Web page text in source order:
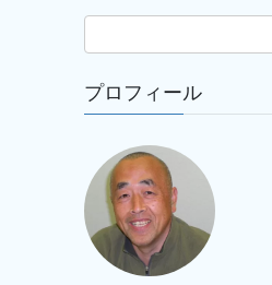
プロフィール